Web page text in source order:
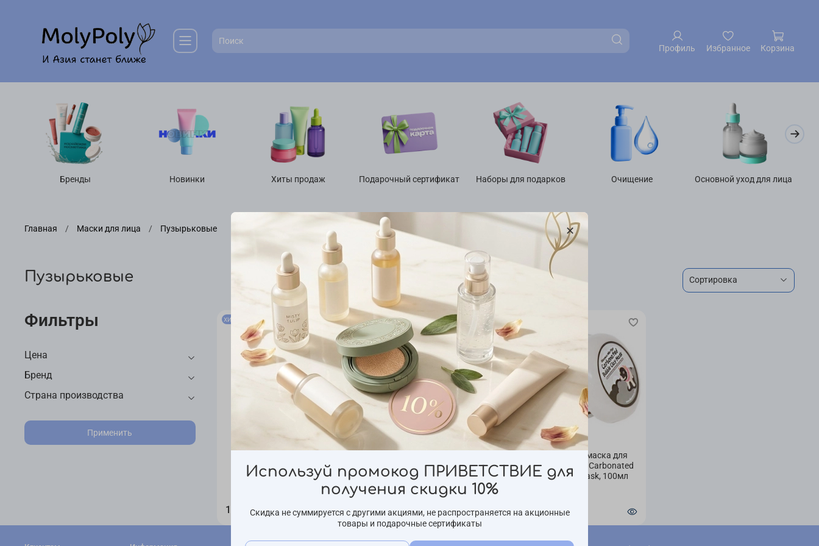
Профиль Избранное Корзина
Бренды Новинки Хиты продаж Подарочный сертификат Наборы для подарков Очищение Основной уход для лица
Главная Маски для лица Пузырьковые
Пузырьковые
ХИТ Предзаказ
Graymelin Oxygen Bubble
Mask Pack, 200мл
1 250 ₽
Предзаказ
лица Elizavecca Hell-Pore
Bubble Blackboom Charcoal
Pore Pack, 150мл
1 000 ₽
Предзаказ
Очищающая маска для
лица Elizavecca Carbonated
Bubble Clay Mask, 100мл
1 110 ₽
Фильтры
Цена
Бренд
Страна производства
Применить
Используй промокод ПРИВЕТСТВИЕ для
получения скидки 10%
Скидка не суммируется с другими акциями, не распространяется на акционные
товары и подарочные сертификаты